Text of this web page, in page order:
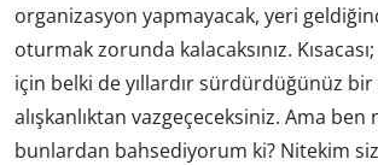
organizasyon yapmayacak, yeri
oturmak zorunda kalacaksınız.
için belki de yıllardır sürdürdüğünüz bir
alışkanlıktan vazgeçeceksiniz. Ama ben
bunlardan bahsediyorum ki? Nitekim